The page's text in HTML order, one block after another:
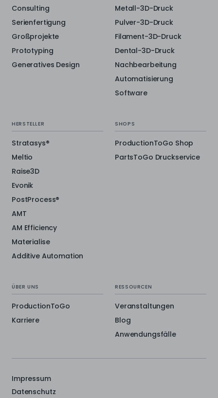
Consulting
Serienfertigung
Großprojekte
Prototyping
Generatives Design
Metall-3D-Druck
Pulver-3D-Druck
Filament-3D-Druck
Dental-3D-Druck
Nachbearbeitung
Automatisierung
Software
HERSTELLER
Stratasys®
Meltio
Raise3D
Evonik
PostProcess®
AMT
AM Efficiency
Materialise
Additive Automation
SHOPS
ProductionToGo Shop
PartsToGo Druckservice
ÜBER UNS
ProductionToGo
Karriere
RESSOURCEN
Veranstaltungen
Blog
Anwendungsfälle
Impressum
Datenschutz